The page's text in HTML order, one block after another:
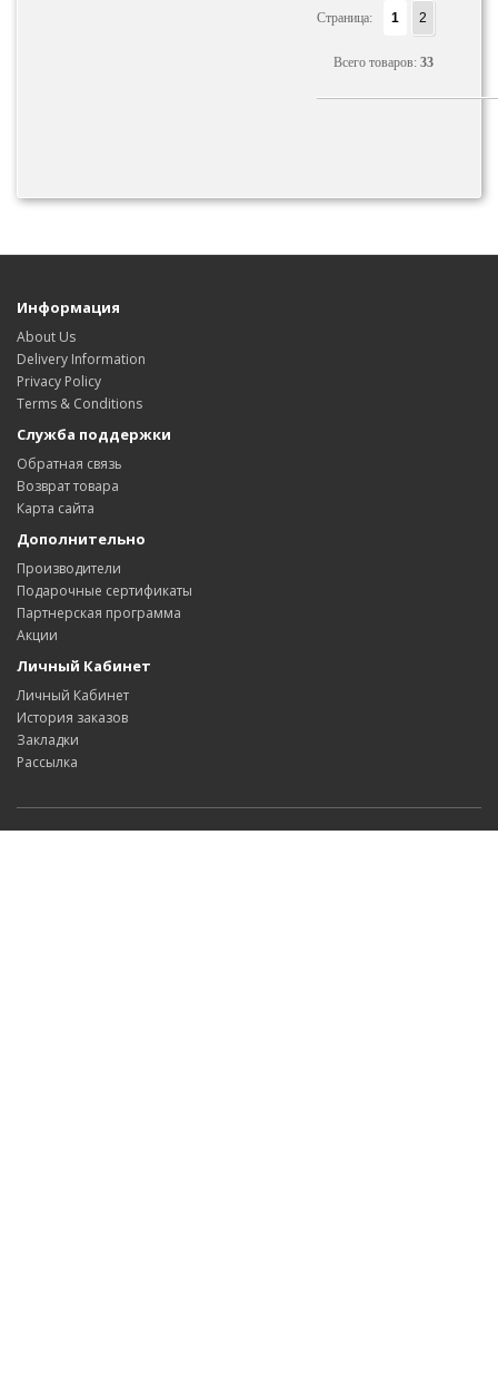
Страница: 1 2
Всего товаров: 33
Информация
About Us
Delivery Information
Privacy Policy
Terms & Conditions
Служба поддержки
Обратная связь
Возврат товара
Карта сайта
Дополнительно
Производители
Подарочные сертификаты
Партнерская программа
Акции
Личный Кабинет
Личный Кабинет
История заказов
Закладки
Рассылка